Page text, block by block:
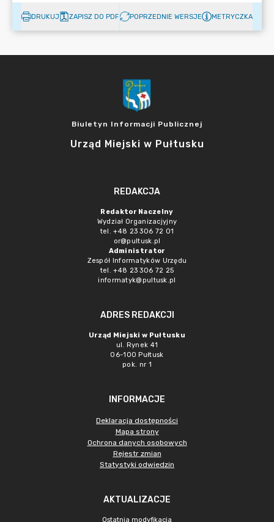
DRUKUJ ZAPISZ DO PDF POPRZEDNIE WERSJE METRYCZKA
Biuletyn Informacji Publicznej
Urząd Miejski w Pułtusku
REDAKCJA
Redaktor Naczelny
Wydział Organizacjyjny
tel. +48 23 306 72 01
or@pultusk.pl
Administrator
Zespół Informatyków Urzędu
tel. +48 23 306 72 25
informatyk@pultusk.pl
ADRES REDAKCJI
Urząd Miejski w Pułtusku
ul. Rynek 41
06-100 Pułtusk
pok. nr 1
INFORMACJE
Deklaracja dostępności
Mapa strony
Ochrona danych osobowych
Rejestr zmian
Statystyki odwiedzin
AKTUALIZACJE
Ostatnia modyfikacja